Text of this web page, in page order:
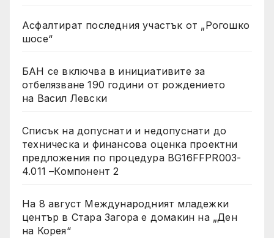
Асфалтират последния участък от „Рогошко
шосе“
БАН се включва в инициативите за
отбелязване 190 години от рождението
на Васил Левски
Списък на допуснати и недопуснати до
техническа и финансова оценка проектни
предложения по процедура BG16FFPR003-
4.011 –Компонент 2
На 8 август Международният младежки
център в Стара Загора е домакин на „Ден
на Корея“